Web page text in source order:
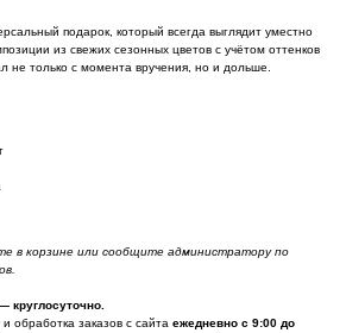
подарок, который всегда выглядит уместно
из свежих сезонных цветов с учётом оттенков
не только с момента вручения, но и дольше.
в корзине или сообщите администратору по
круглосуточно.
обработка заказов с сайта ежедневно с 9:00 до